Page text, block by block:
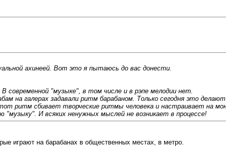
ахинеей. Вот это я пытаюсь до вас донести.
современной "музыке", в том числе и в рэпе мелодии нет.
на галерах задавали ритм барабаном. Только сегодня это
ритм сбивает творческие ритмы человека и настраивает на
И всяких ненужных мыслей не возникает в процессе!
играют на барабанах в общественных местах, в метро.